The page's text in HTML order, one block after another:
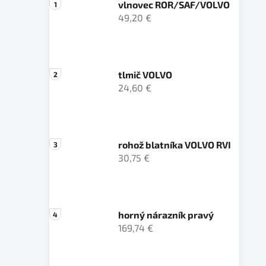
vlnovec ROR/SAF/VOLVO
49,20 €
tlmič VOLVO
24,60 €
rohož blatníka VOLVO RVI
30,75 €
horný nárazník pravý
169,74 €